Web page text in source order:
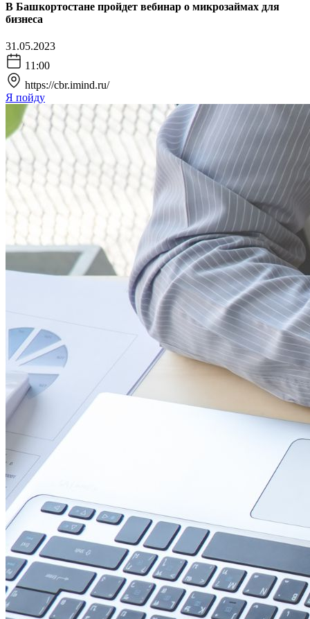
В Башкортостане пройдет вебинар о микрозаймах для
бизнеса
31.05.2023
11:00
https://cbr.imind.ru/
Я пойду